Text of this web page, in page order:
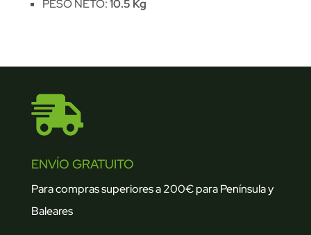
PESO NETO:10.5 Kg

ENVÍO GRATUITO
Para compras superiores a 200€ para Península y
Baleares